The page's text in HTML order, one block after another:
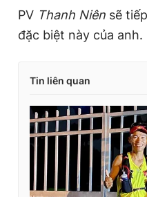
PV Thanh Niên sẽ
đặc biệt này của anh.
Tin liên quan